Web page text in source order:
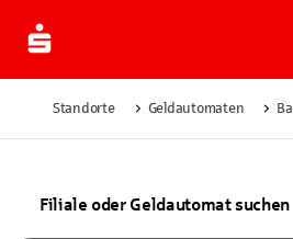
Standorte Geldautomaten
Filiale oder Geldautomat suchen